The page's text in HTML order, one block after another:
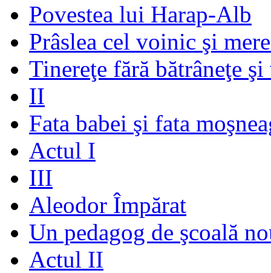
Povestea lui Harap-Alb
Prâslea cel voinic şi
Tinereţe fără bătrâneţe
II
Fata babei şi fata
Actul I
III
Aleodor Împărat
Un pedagog de şcoală
Actul II